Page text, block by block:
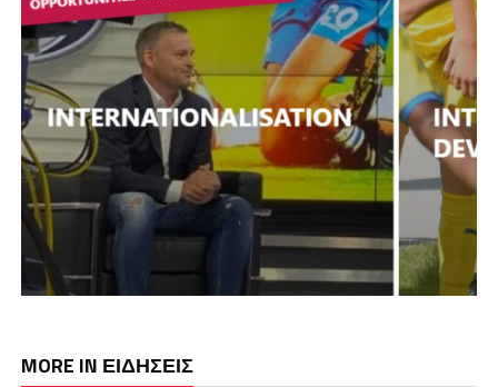
MORE IN ΕΙΔΗΣΕΙΣ